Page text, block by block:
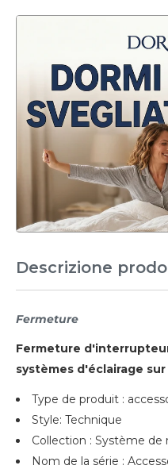
Descrizione
Fermeture
Fermeture
systèmes d'éclairage
Type de produit :
Style: Technique
Collection : Système de
Nom de la série :